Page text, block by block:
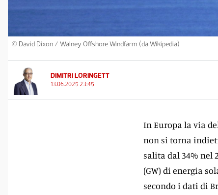
© David Dixon / Walney Offshore Windfarm (da Wikipedia)
DIMITRI LORINGETT
13.06.2025 23:45
In Europa la via
non si torna
salita dal 34% nel
(GW) di energia
secondo i dati di